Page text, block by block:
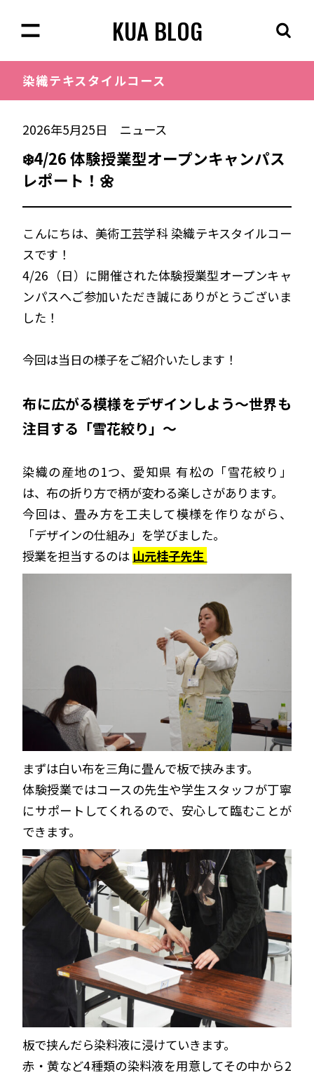
KUA BLOG
染織テキスタイルコース
2026年5月25日 ニュース
❄️4/26 体験授業型オープンキャンパス
レポート！🌼
こんにちは、美術工芸学科 染織テキスタイルコー
スです！
4/26（日）に開催された体験授業型オープンキャ
ンパスへご参加いただき誠にありがとうございま
した！
今回は当日の様子をご紹介いたします！
布に広がる模様をデザインしよう～世界も
注目する「雪花絞り」～
染織の産地の1つ、愛知県 有松の「雪花絞り」
は、布の折り方で柄が変わる楽しさがあります。
今回は、畳み方を工夫して模様を作りながら、
「デザインの仕組み」を学びました。
授業を担当するのは 山元桂子先生
まずは白い布を三角に畳んで板で挟みます。
体験授業ではコースの先生や学生スタッフが丁寧
にサポートしてくれるので、安心して臨むことが
できます。
板で挟んだら染料液に浸けていきます。
赤・黄など4種類の染料液を用意してその中から2